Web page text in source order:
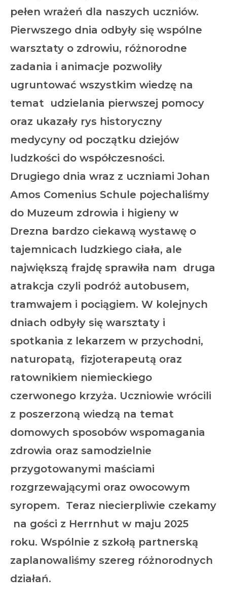
pełen wrażeń dla naszych uczniów.
Pierwszego dnia odbyły się wspólne
warsztaty o zdrowiu, różnorodne
zadania i animacje pozwoliły
ugruntować wszystkim wiedzę na
temat udzielania pierwszej pomocy
oraz ukazały rys historyczny
medycyny od początku dziejów
ludzkości do współczesności.
Drugiego dnia wraz z uczniami Johan
Amos Comenius Schule pojechaliśmy
do Muzeum zdrowia i higieny w
Drezna bardzo ciekawą wystawę o
tajemnicach ludzkiego ciała, ale
największą frajdę sprawiła nam druga
atrakcja czyli podróż autobusem,
tramwajem i pociągiem. W kolejnych
dniach odbyły się warsztaty i
spotkania z lekarzem w przychodni,
naturopatą, fizjoterapeutą oraz
ratownikiem niemieckiego
czerwonego krzyża. Uczniowie wrócili
z poszerzoną wiedzą na temat
domowych sposobów wspomagania
zdrowia oraz samodzielnie
przygotowanymi maściami
rozgrzewającymi oraz owocowym
syropem. Teraz niecierpliwie czekamy
na gości z Herrnhut w maju 2025
roku. Wspólnie z szkołą partnerską
zaplanowaliśmy szereg różnorodnych
działań.